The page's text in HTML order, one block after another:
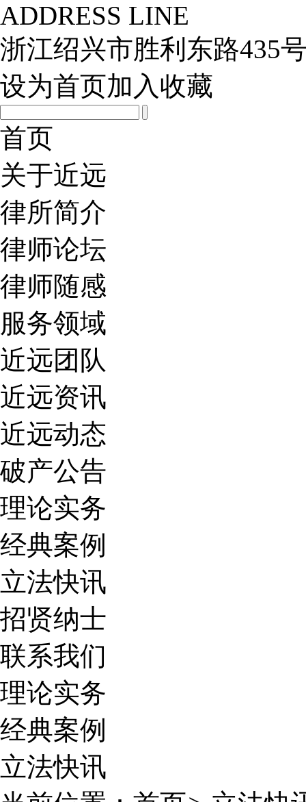
ADDRESS LINE
浙江绍兴市胜利东路435
设为首页加入收藏
首页
关于近远
律所简介
律师论坛
律师随感
服务领域
近远团队
近远资讯
近远动态
破产公告
理论实务
经典案例
立法快讯
招贤纳士
联系我们
理论实务
经典案例
立法快讯